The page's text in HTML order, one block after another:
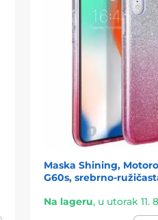
Maska Shining,
G60s, srebrno-
Na lageru, u utorak 11.